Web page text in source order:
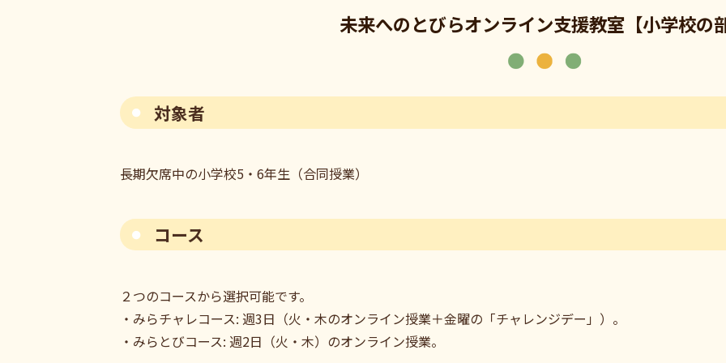
未来へのとびらオンライン支援教室【小学校の
対象者
長期欠席中の小学校5・6年生（合同授業）
コース
２つのコースから選択可能です。
・みらチャレコース: 週3日（火・木のオンライン授業＋金曜の「チャレンジデー」）。
・みらとびコース: 週2日（火・木）のオンライン授業。